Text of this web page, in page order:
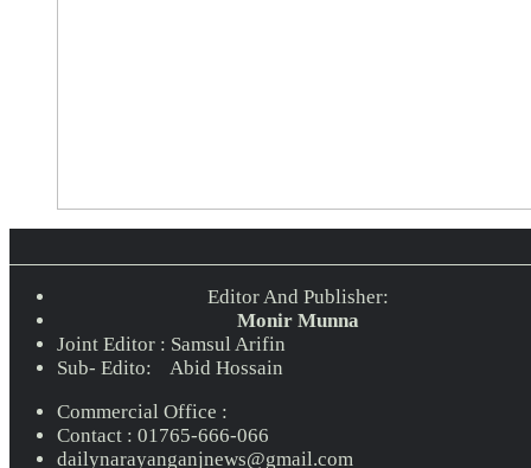
Editor And Publisher:
Monir Munna
Joint Editor : Samsul Arifin
Sub- Edito: Abid Hossain
Commercial Office :
Contact : 01765-666-066
dailynarayanganjnews@gmail.com